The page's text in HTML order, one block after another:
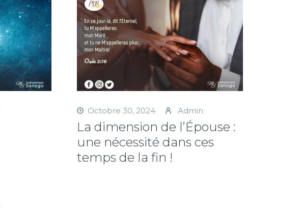
Octobre 30, 2024 Admin
La dimension de l’Épouse :
une nécessité dans ces
temps de la fin !